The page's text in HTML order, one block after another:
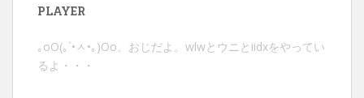
PLAYER
｡оО(｡´•ㅅ•｡)Оо。おじだよ。wlwとウニとiidxをやってい
るよ・・・